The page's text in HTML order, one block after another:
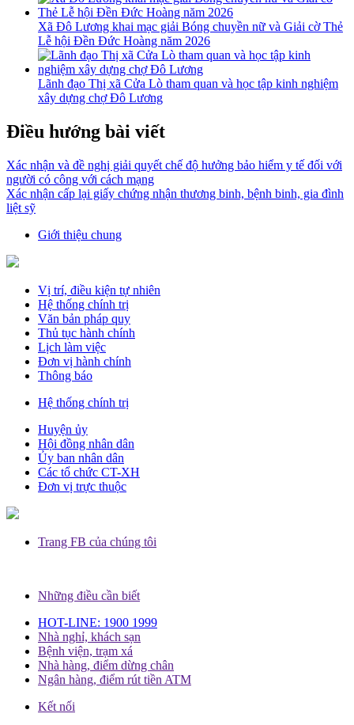
Xã Đô Lương khai mạc giải Bóng chuyền nữ và Giải cờ Thẻ
Lễ hội Đền Đức Hoàng năm 2026
Lãnh đạo Thị xã Cửa Lò tham quan và học tập kinh nghiệm
xây dựng chợ Đô Lương
Điều hướng bài viết
Xác nhận và đề nghị giải quyết chế độ hưởng bảo hiểm y tế đối với
người có công với cách mạng
Xác nhận cấp lại giấy chứng nhận thương binh, bệnh binh, gia đình
liệt sỹ
Giới thiệu chung
Vị trí, điều kiện tự nhiên
Hệ thống chính trị
Văn bản pháp quy
Thủ tục hành chính
Lịch làm việc
Đơn vị hành chính
Thông báo
Hệ thống chính trị
Huyện ủy
Hội đồng nhân dân
Ủy ban nhân dân
Các tổ chức CT-XH
Đơn vị trực thuộc
Trang FB của chúng tôi
Những điều cần biết
HOT-LINE: 1900 1999
Nhà nghỉ, khách sạn
Bệnh viện, trạm xá
Nhà hàng, điểm dừng chân
Ngân hàng, điểm rút tiền ATM
Kết nối